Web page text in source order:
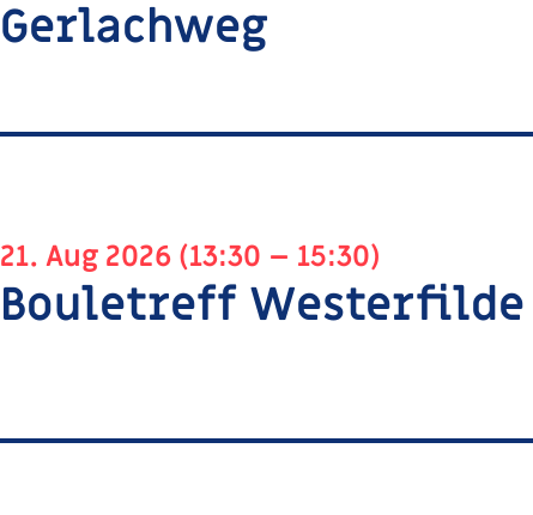
Gerlachweg
21. Aug 2026 (13:30 – 15:30)
Bouletreff Westerfilde